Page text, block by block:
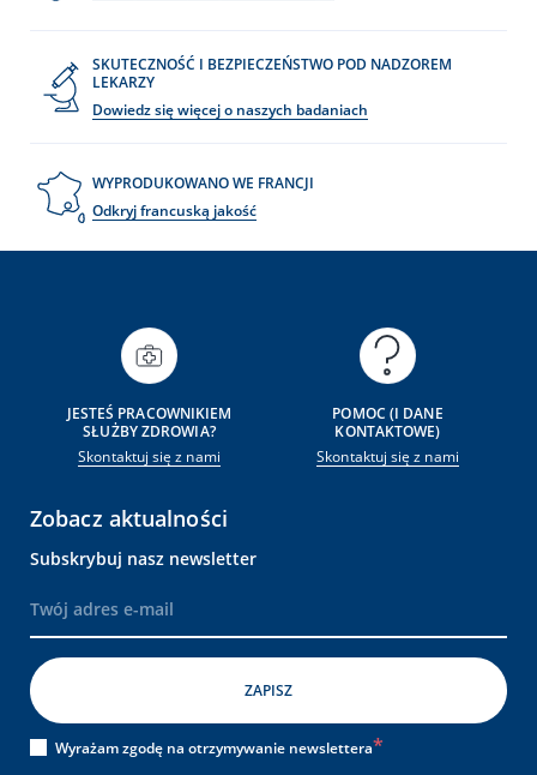
SKUTECZNOŚĆ I BEZPIECZEŃSTWO POD NADZOREM
LEKARZY
Dowiedz się więcej o naszych badaniach
WYPRODUKOWANO WE FRANCJI
Odkryj francuską jakość
JESTEŚ PRACOWNIKIEM
SŁUŻBY ZDROWIA?
Skontaktuj się z nami
POMOC (I DANE
KONTAKTOWE)
Skontaktuj się z nami
Zobacz aktualności
Subskrybuj nasz newsletter
Wyrażam zgodę na otrzymywanie newslettera